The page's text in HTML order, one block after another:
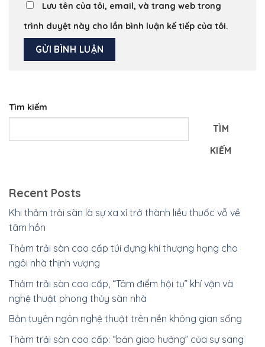
Lưu tên của tôi, email, và trang web trong
trình duyệt này cho lần bình luận kế tiếp của tôi.
Tìm kiếm
TÌM
KIẾM
Recent Posts
Khi thảm trải sàn là sự xa xỉ trở thành liều thuốc vỗ về
tâm hồn
Thảm trải sàn cao cấp túi đựng khí thượng hạng cho
ngôi nhà thịnh vượng
Thảm trải sàn cao cấp, “Tâm điểm hội tụ” khí vận và
nghệ thuật phong thủy sàn nhà
Bản tuyên ngôn nghệ thuật trên nền không gian sống
Thảm trải sàn cao cấp: “bản giao hưởng” của sự sang